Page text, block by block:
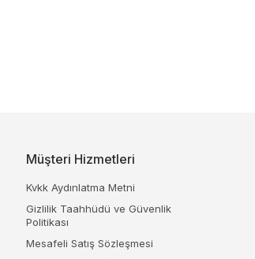
Müşteri Hizmetleri
Kvkk Aydınlatma Metni
Gizlilik Taahhüdü ve Güvenlik
Politikası
Mesafeli Satış Sözleşmesi